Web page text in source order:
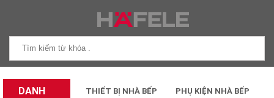
DANH THIẾT BỊ NHÀ BẾP PHỤ KIỆN NHÀ BẾP